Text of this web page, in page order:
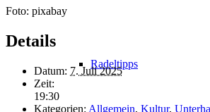
Radeltipps
Foto: pixabay
Details
Datum: 7. Juli 2025
Zeit:
19:30
Kategorien: Allgemein, Kultur,